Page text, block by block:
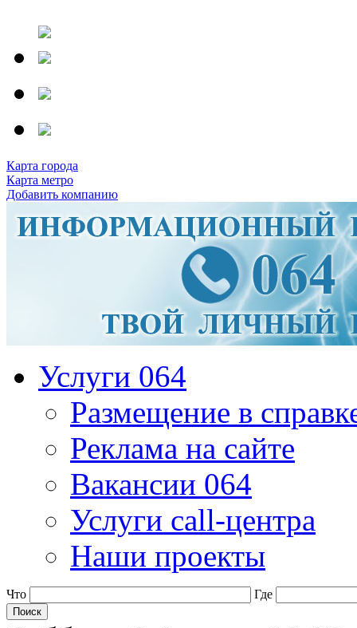
Карта города
Карта метро
Добавить компанию
Услуги 064
Размещение в
Реклама на сайте
Вакансии 064
Услуги call-центра
Наши проекты
Что Где